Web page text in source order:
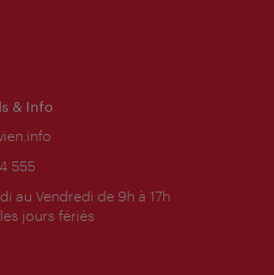
& Info
555
au Vendredi de 9h à 17h
jours fériés